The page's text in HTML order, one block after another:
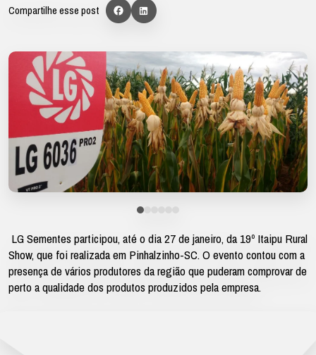
Compartilhe esse post
LG Sementes participou, até o dia 27 de janeiro, da 19º Itaipu Rural
Show, que foi realizada em Pinhalzinho-SC. O evento contou com a
presença de vários produtores da região que puderam comprovar de
perto a qualidade dos produtos produzidos pela empresa.